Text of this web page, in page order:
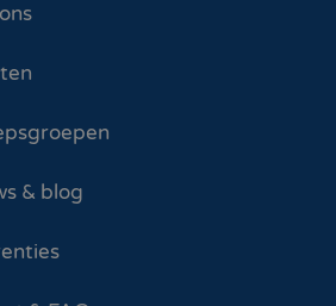
& blog